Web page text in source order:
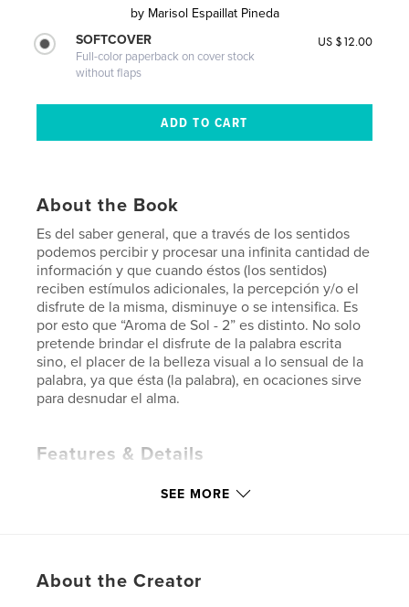
by Marisol Espaillat Pineda
SOFTCOVER
Full-color paperback on cover stock
without flaps
US $12.00
About the Book
Es del saber general, que a través de los sentidos
podemos percibir y procesar una infinita cantidad de
información y que cuando éstos (los sentidos)
reciben estímulos adicionales, la percepción y/o el
disfrute de la misma, disminuye o se intensifica. Es
por esto que “Aroma de Sol - 2” es distinto. No solo
pretende brindar el disfrute de la palabra escrita
sino, el placer de la belleza visual a lo sensual de la
palabra, ya que ésta (la palabra), en ocaciones sirve
para desnudar el alma.
Features & Details
ISBN
SEE MORE
About the Creator